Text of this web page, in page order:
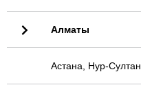
Алматы
Астана, Нур-Султан